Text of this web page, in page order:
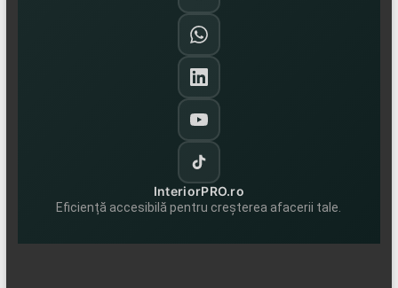
InteriorPRO.ro
Eficiență accesibilă pentru creșterea afacerii tale.